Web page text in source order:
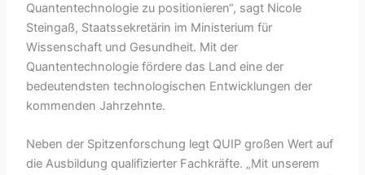
Quantentechnologie zu positionieren“, sagt Nicole
Steingaß, Staatssekretärin im Ministerium für
Wissenschaft und Gesundheit. Mit der
Quantentechnologie fördere das Land eine der
bedeutendsten technologischen Entwicklungen der
kommenden Jahrzehnte.
Neben der Spitzenforschung legt QUIP großen Wert auf
die Ausbildung qualifizierter Fachkräfte. „Mit unserem